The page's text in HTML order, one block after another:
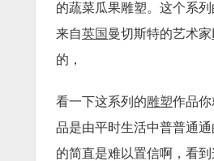
的蔬菜瓜果雕塑。这个系
来自英国 曼切斯特的艺术家
的，
看一下这系列的雕塑作品
品是由平时生活中普普通
的简直是难以置信啊，看